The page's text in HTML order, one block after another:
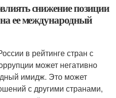
снижение позиции
ее международный
в рейтинге стран с
может негативно
имидж. Это может
с другими странами,